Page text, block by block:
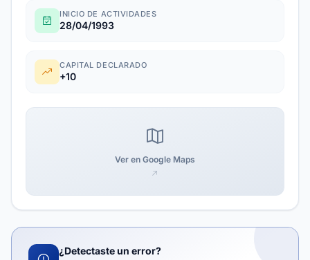
INICIO DE ACTIVIDADES
28/04/1993
CAPITAL DECLARADO
+10
Ver en Google Maps
¿Detectaste un error?